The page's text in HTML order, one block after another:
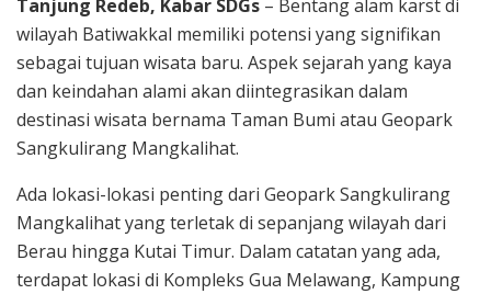
Tanjung Redeb, Kabar SDGs – Bentang alam karst di
wilayah Batiwakkal memiliki potensi yang signifikan
sebagai tujuan wisata baru. Aspek sejarah yang kaya
dan keindahan alami akan diintegrasikan dalam
destinasi wisata bernama Taman Bumi atau Geopark
Sangkulirang Mangkalihat.
Ada lokasi-lokasi penting dari Geopark Sangkulirang
Mangkalihat yang terletak di sepanjang wilayah dari
Berau hingga Kutai Timur. Dalam catatan yang ada,
terdapat lokasi di Kompleks Gua Melawang, Kampung